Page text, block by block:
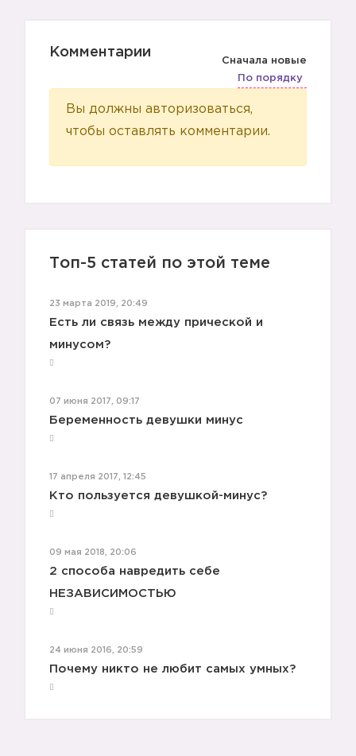
6️⃣
Комментарии
Сначала новые
По порядку
Вы должны авторизоваться,
чтобы оставлять комментарии.
Топ-5 статей по этой теме
23 марта 2019, 20:49
Есть ли связь между прической и
минусом?
07 июня 2017, 09:17
Беременность девушки минус
17 апреля 2017, 12:45
Кто пользуется девушкой-минус?
09 мая 2018, 20:06
2 способа навредить себе
НЕЗАВИСИМОСТЬЮ
24 июня 2016, 20:59
Почему никто не любит самых умных?